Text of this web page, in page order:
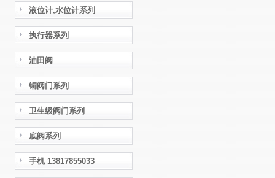
液位计,水位计系列
执行器系列
油田阀
铜阀门系列
卫生级阀门系列
底阀系列
手机 13817855033